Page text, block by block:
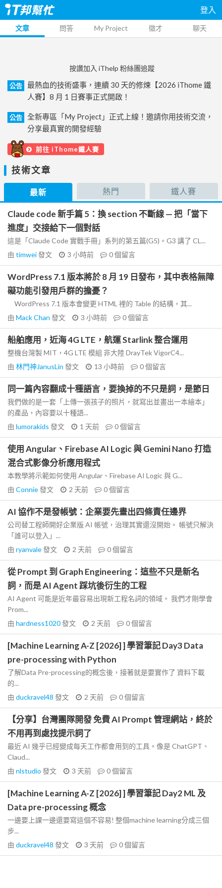
登入
文章 問答 My Project 徵才 聊天
按讚加入 iThelp 粉絲團追蹤
公告
最熱血的技術盛事，連續 30 天的修煉【2026 iThome 鐵
人賽】8 月 1 日賽事正式開啟！
公告
全新專區「My Project」正式上線！邀請你用技術交流，
分享最真實的開發經驗
前往 iThome鐵人賽
技術文章
最新 熱門 鐵人賽
Claude code 新手篇 5：換 section 不斷線 — 把「當下
進度」交接給下一個對話
這是「Claude Code 實戰手冊」系列的第五篇(G5)。G3 講了 CL...
由 timwei發文 3 小時前 0個留言
WordPress 7.1 版本將於 8 月 19 日發布，其中表格無障
礙功能引發用戶群的擔憂？
WordPress 7.1 版本會變更 HTML 裡的 Table 的結構，其...
由 Mack Chan 發文 3 小時前 0個留言
船舶應用，近海 4G LTE，航運 Starlink 整合運用
整機台灣製 MIT，4G LTE 模組 非大陸 DrayTek VigorC4...
由 林門神JanusLin 發文 13 小時前 0個留言
同一篇內容翻成十種語言，要換掉的不只是詞，是節日
我們做的是一套「上傳一張孩子的照片，就寫出並畫出一本繪本」
的產品，內容要以十種語...
由 lumorakids 發文 1 天前 0個留言
使用 Angular、Firebase AI Logic 與 Gemini Nano 打造
混合式影像分析應用程式
本教學將示範如何使用 Angular、Firebase AI Logic 與 G...
由 Connie發文 2 天前 0個留言
AI 協作不是發帳號：企業要先畫出四條責任邊界
公司替工程師開好企業版 AI 帳號，治理其實還沒開始。 帳號只解決
「誰可以登入」...
由 ryanvale發文 2 天前 0個留言
從 Prompt 到 Graph Engineering：這些不只是新名
詞，而是 AI Agent 踩坑後衍生的工程
AI Agent 可能是近年最容易出現新工程名詞的領域。 我們才剛學會
Prom...
由 hardness1020發文 2 天前 0個留言
[Machine Learning A-Z [2026] ] 學習筆記 Day3 Data
pre-processing with Python
了解Data Pre-processing的概念後，接著就是要實作了 資料下載
的...
由 duckravel48 發文 2 天前 0個留言
【分享】台灣團隊開發 免費 AI Prompt 管理網站，終於
不用再到處找提示詞了
最近 AI 幾乎已經變成每天工作都會用到的工具。像是 ChatGPT、
Claud...
由 nlstudio 發文 3 天前 0個留言
[Machine Learning A-Z [2026] ] 學習筆記 Day2 ML 及
Data pre-processing 概念
一邊要上課一邊還要寫這個不容易! 整個machine learning分成三個
步...
由 duckravel48 發文 3 天前 0個留言